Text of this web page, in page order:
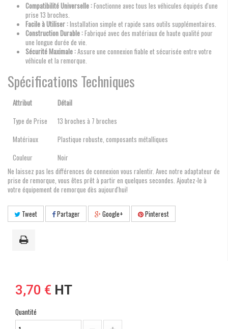
Compatibilité Universelle :Fonctionne avec tous les véhicules équipés d'une
prise 13 broches.
Facile à Utiliser :Installation simple et rapide sans outils supplémentaires.
Construction Durable :Fabriqué avec des matériaux de haute qualité pour
une longue durée de vie.
Sécurité Maximale :Assure une connexion fiable et sécurisée entre votre
véhicule et la remorque.
Spécifications Techniques
Attribut
Détail
Type de Prise
13 broches à 7 broches
Matériaux
Plastique robuste, composants métalliques
Couleur
Noir
Ne laissez pas les différences de connexion vous ralentir. Avec notre adaptateur de
prise de remorque, vous êtes prêt à partir en quelques secondes. Ajoutez-le à
votre équipement de remorque dès aujourd'hui!
Tweet Partager Google+ Pinterest
3,70 € HT
Quantité